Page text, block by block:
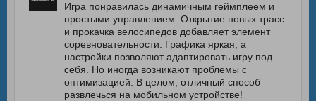
Игра понравилась динамичным геймплеем и
простыми управлением. Открытие новых трасс
и прокачка велосипедов добавляет элемент
соревновательности. Графика яркая, а
настройки позволяют адаптировать игру под
себя. Но иногда возникают проблемы с
оптимизацией. В целом, отличный способ
развлечься на мобильном устройстве!